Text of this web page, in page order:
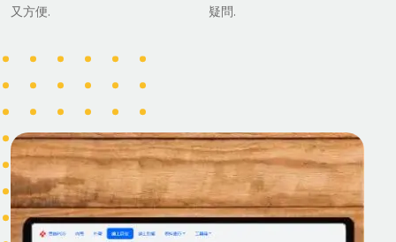
又方便.
疑問.